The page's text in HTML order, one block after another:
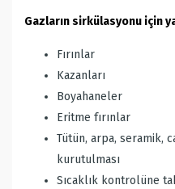
Gazların sirkülasyonu için
Fırınlar
Kazanları
Boyahaneler
Eritme fırınlar
Tütün, arpa, seramik,
kurutulması
Sıcaklık kontrolüne